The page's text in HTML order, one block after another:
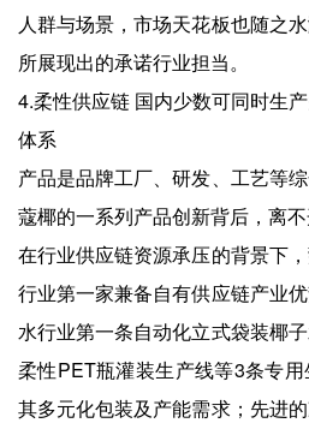
人群与场景，市场天花板也随之
所展现出的承诺行业担当。
4.柔性供应链 国内少数可同时生
体系
产品是品牌工厂、研发、工艺等
蔻椰的一系列产品创新背后，离不
在行业供应链资源承压的背景下
行业第一家兼备自有供应链产业
水行业第一条自动化立式袋装椰
柔性PET瓶灌装生产线等3条专
其多元化包装及产能需求；先进